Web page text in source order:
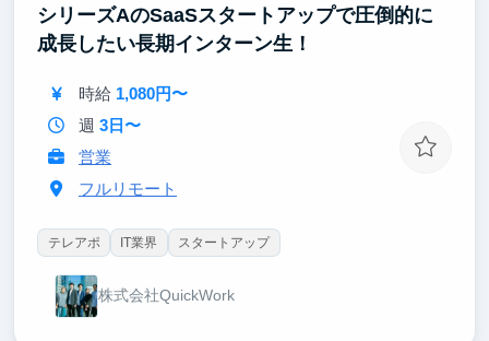
シリーズAのSaaSスタートアップで圧倒的に
成長したい長期インターン生！
時給 1,080円〜
週 3日〜
営業
フルリモート
テレアポ IT業界 スタートアップ
株式会社QuickWork